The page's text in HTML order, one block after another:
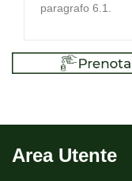
paragrafo 6.1.
Area Utente